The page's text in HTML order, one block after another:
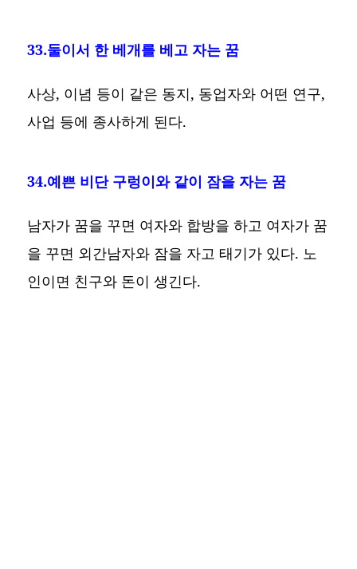
33.둘이서 한 베개를 베고 자는 꿈
사상, 이념 등이 같은 동지, 동업자와 어떤 연구,
사업 등에 종사하게 된다.
34.예쁜 비단 구렁이와 같이 잠을 자는 꿈
남자가 꿈을 꾸면 여자와 합방을 하고 여자가 꿈
을 꾸면 외간남자와 잠을 자고 태기가 있다. 노
인이면 친구와 돈이 생긴다.